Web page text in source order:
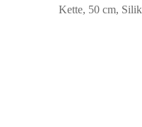
Kette, 50 cm,